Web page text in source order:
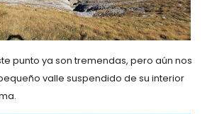
punto ya son tremendas, pero aún nos
valle suspendido de su interior